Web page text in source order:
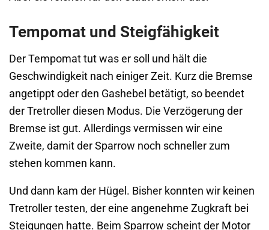
Tempomat und Steigfähigkeit
Der Tempomat tut was er soll und hält die
Geschwindigkeit nach einiger Zeit. Kurz die Bremse
angetippt oder den Gashebel betätigt, so beendet
der Tretroller diesen Modus. Die Verzögerung der
Bremse ist gut. Allerdings vermissen wir eine
Zweite, damit der Sparrow noch schneller zum
stehen kommen kann.
Und dann kam der Hügel. Bisher konnten wir keinen
Tretroller testen, der eine angenehme Zugkraft bei
Steigungen hatte. Beim Sparrow scheint der Motor